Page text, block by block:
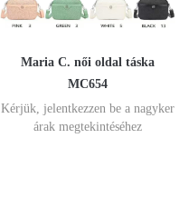
Maria C. női oldal táska
MC654
Kérjük, jelentkezzen be a nagyker
árak megtekintéséhez